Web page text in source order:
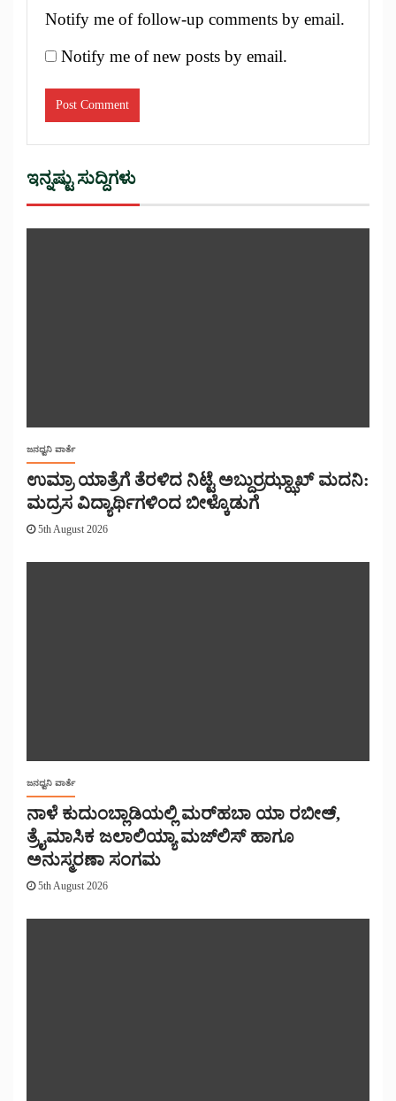
Notify me of follow-up comments by email.
Notify me of new posts by email.
ಇನ್ನಷ್ಟು ಸುದ್ದಿಗಳು
ಜನಧ್ವನಿ ವಾರ್ತೆ
ಉಮ್ರಾ ಯಾತ್ರೆಗೆ ತೆರಳಿದ ನಿಟ್ಟೆ ಅಬ್ದುರ್ರಝ್ಝಾಖ್ ಮದನಿ:
ಮದ್ರಸ ವಿದ್ಯಾರ್ಥಿಗಳಿಂದ ಬೀಳ್ಕೊಡುಗೆ
5th August 2026
ಜನಧ್ವನಿ ವಾರ್ತೆ
ನಾಳೆ ಕುದುಂಬ್ಲಾಡಿಯಲ್ಲಿ ಮರ್‌‌ಹಬಾ ಯಾ ರಬೀಅ್,
ತ್ರೈಮಾಸಿಕ ಜಲಾಲಿಯ್ಯಾ ಮಜ್‌‌ಲಿಸ್‌‌ ಹಾಗೂ
ಅನುಸ್ಮರಣಾ ಸಂಗಮ
5th August 2026